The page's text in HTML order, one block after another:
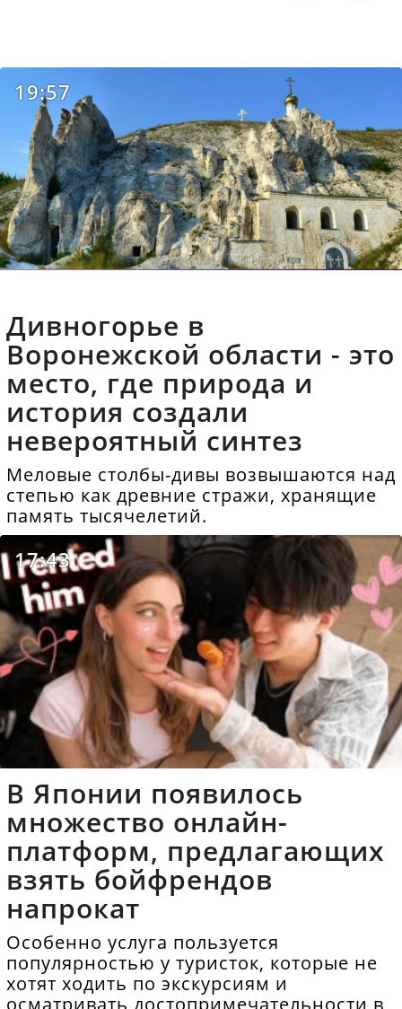
19:57
Дивногорье в
Воронежской области - это
место, где природа и
история создали
невероятный синтез
Меловые столбы-дивы возвышаются над
степью как древние стражи, хранящие
память тысячелетий.
17:43
В Японии появилось
множество онлайн-
платформ, предлагающих
взять бойфрендов
напрокат
Особенно услуга пользуется
популярностью у туристок, которые не
хотят ходить по экскурсиям и
осматривать достопримечательности в